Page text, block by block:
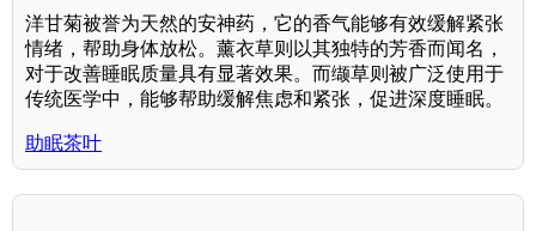
洋甘菊被誉为天然的安神药，它的香气能够有效缓解紧张
情绪，帮助身体放松。薰衣草则以其独特的芳香而闻名，
对于改善睡眠质量具有显著效果。而缬草则被广泛使用于
传统医学中，能够帮助缓解焦虑和紧张，促进深度睡眠。
助眠茶叶